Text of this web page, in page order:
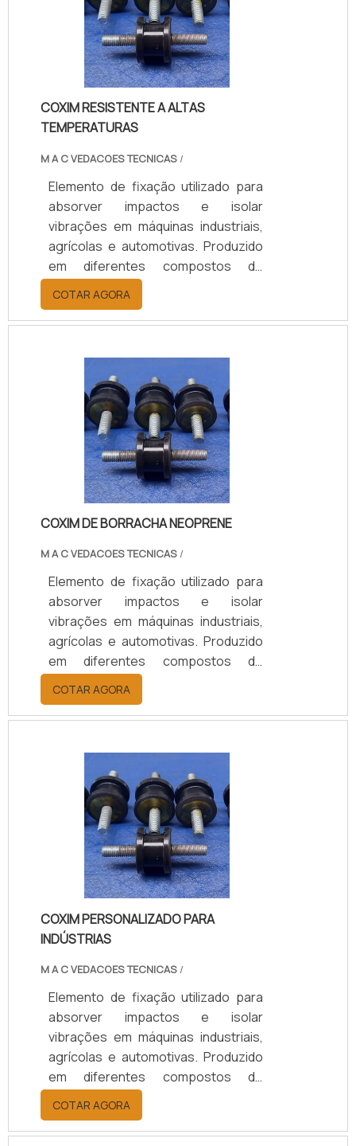
suporte técnico especializado para
a escolha adequada, prazos de
entrega ágeis e condições flexíveis.
COXIM RESISTENTE A ALTAS
TEMPERATURAS
M A C VEDACOES TECNICAS /
Elemento de fixação utilizado para
absorver impactos e isolar
vibrações em máquinas industriais,
agrícolas e automotivas. Produzido
em diferentes compostos de
borracha (Natural/SBR, Neoprene,
EPDM), conforme a necessidade de
carga, temperatura e nível de
equipamentos. Disponível em
modelos personalizados, com
suporte técnico especializado para
a escolha adequada, prazos de
entrega ágeis e condições flexíveis.
COTAR AGORA
COXIM DE BORRACHA NEOPRENE
M A C VEDACOES TECNICAS /
Elemento de fixação utilizado para
absorver impactos e isolar
vibrações em máquinas industriais,
agrícolas e automotivas. Produzido
em diferentes compostos de
borracha (Natural/SBR, Neoprene,
EPDM), conforme a necessidade de
carga, temperatura e nível de
equipamentos. Disponível em
modelos personalizados, com
suporte técnico especializado para
a escolha adequada, prazos de
entrega ágeis e condições flexíveis.
COTAR AGORA
COXIM PERSONALIZADO PARA
INDÚSTRIAS
M A C VEDACOES TECNICAS /
Elemento de fixação utilizado para
absorver impactos e isolar
vibrações em máquinas industriais,
agrícolas e automotivas. Produzido
em diferentes compostos de
borracha (Natural/SBR, Neoprene,
EPDM), conforme a necessidade de
carga, temperatura e nível de
COTAR AGORA